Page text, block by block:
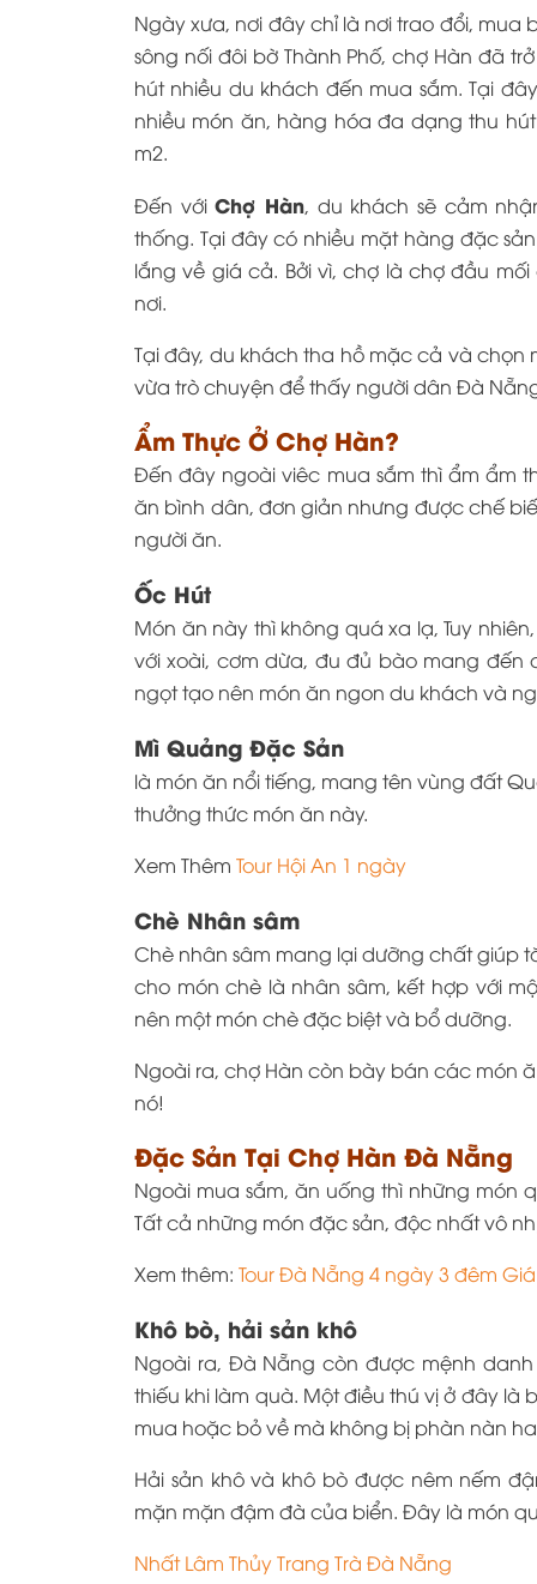
Ngày xưa, nơi đây chỉ là nơi trao đổi, mua
sông nối đôi bờ Thành Phố, chợ Hàn đã
hút nhiều du khách đến mua sắm. Tại
nhiều món ăn, hàng hóa đa dạng thu
m2.
Đến vớiChợ Hàn, du khách sẽ cảm
thống. Tại đây có nhiều mặt hàng đặc
lắng về giá cả. Bởi vì, chợ là chợ đầu
nơi.
Tại đây, du khách tha hồ mặc cả và
vừa trò chuyện để thấy người dân Đà
Ẩm Thực Ở Chợ Hàn?
Đến đây ngoài viêc mua sắm thì ẩm ẩm
ăn bình dân, đơn giản nhưng được chế
người ăn.
Ốc Hút
Món ăn này thì không quá xa lạ, Tuy
với xoài, cơm dừa, đu đủ bào mang
ngọt tạo nên món ăn ngon du khách và
Mì Quảng Đặc Sản
là món ăn nổi tiếng, mang tên vùng đất
thưởng thức món ăn này.
Xem Thêm Tour Hội An 1 ngày
Chè Nhân sâm
Chè nhân sâm mang lại dưỡng chất giúp
cho món chè là nhân sâm, kết hợp với
nên một món chè đặc biệt và bổ dưỡng.
Ngoài ra, chợ Hàn còn bày bán các món
nó!
Đặc Sản Tại Chợ Hàn Đà Nẵng
Ngoài mua sắm, ăn uống thì những món
Tất cả những món đặc sản, độc nhất vô
Xem thêm: Tour Đà Nẵng 4 ngày 3 đêm
Khô bò, hải sản khô
Ngoài ra, Đà Nẵng còn được mệnh
thiếu khi làm quà. Một điều thú vị ở đây
mua hoặc bỏ về mà không bị phàn nàn
Hải sản khô và khô bò được nêm nếm
mặn mặn đậm đà của biển. Đây là món
Nhất Lâm Thủy Trang Trà Đà Nẵng